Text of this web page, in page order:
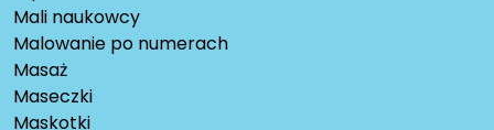
Mali naukowcy
Malowanie po numerach
Masaż
Maseczki
Maskotki